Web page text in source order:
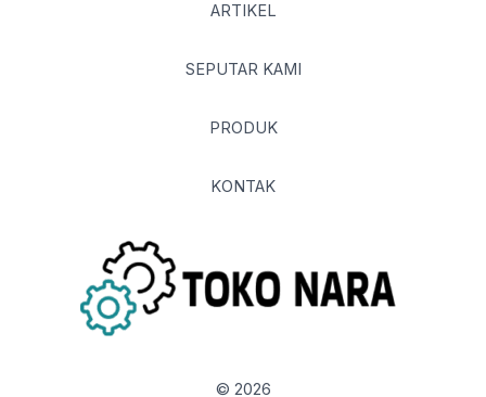
ARTIKEL
SEPUTAR KAMI
PRODUK
KONTAK
© 2026